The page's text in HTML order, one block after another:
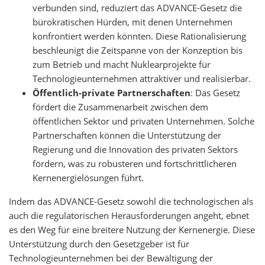
verbunden sind, reduziert das ADVANCE-Gesetz die
bürokratischen Hürden, mit denen Unternehmen
konfrontiert werden könnten. Diese Rationalisierung
beschleunigt die Zeitspanne von der Konzeption bis
zum Betrieb und macht Nuklearprojekte für
Technologieunternehmen attraktiver und realisierbar.
Öffentlich-private Partnerschaften: Das Gesetz
fördert die Zusammenarbeit zwischen dem
öffentlichen Sektor und privaten Unternehmen. Solche
Partnerschaften können die Unterstützung der
Regierung und die Innovation des privaten Sektors
fördern, was zu robusteren und fortschrittlicheren
Kernenergielösungen führt.
Indem das ADVANCE-Gesetz sowohl die technologischen als
auch die regulatorischen Herausforderungen angeht, ebnet
es den Weg für eine breitere Nutzung der Kernenergie. Diese
Unterstützung durch den Gesetzgeber ist für
Technologieunternehmen bei der Bewältigung der